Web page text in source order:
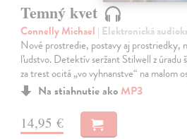
Temný kvet
Connelly Michael | Elektronická
Nové prostredie, postavy aj prostriedky,
ľudstvo. Detektív seržant Stilwell z úradu
za trest ocitá „vo vyhnanstve“ na malom
Na stiahnutie ako MP3
14,95 €